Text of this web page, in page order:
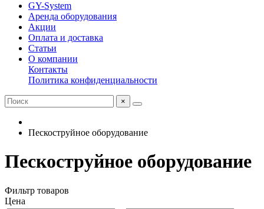
GY-System
Аренда оборудования
Акции
Оплата и доставка
Статьи
О компании
Контакты
Политика конфиденциальности
×
Пескоструйное оборудование
Пескоструйное оборудование
Фильтр товаров
Цена